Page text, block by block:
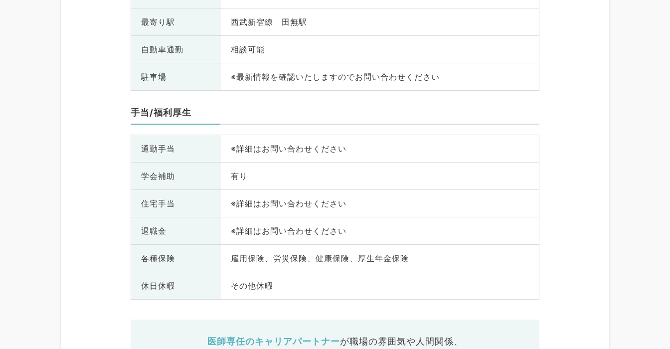
最寄り駅 西武新宿線 田無駅
自動車通勤 相談可能
駐車場 ※最新情報を確認いたしますのでお問い合わせください
手当/福利厚生
通勤手当 ※詳細はお問い合わせください
学会補助 有り
住宅手当 ※詳細はお問い合わせください
退職金 ※詳細はお問い合わせください
各種保険 雇用保険、労災保険、健康保険、厚生年金保険
休日休暇 その他休暇
医師専任のキャリアパートナーが職場の雰囲気や人間関係、